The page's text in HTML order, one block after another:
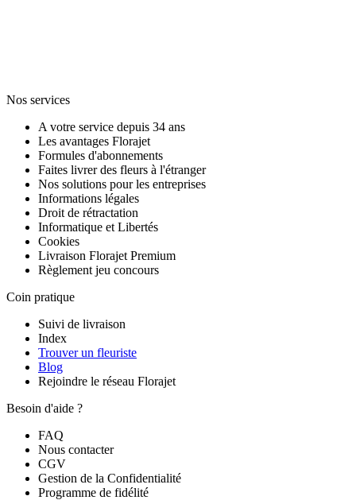
Nos services
A votre service depuis 34 ans
Les avantages Florajet
Formules d'abonnements
Faites livrer des fleurs à l'étranger
Nos solutions pour les entreprises
Informations légales
Droit de rétractation
Informatique et Libertés
Cookies
Livraison Florajet Premium
Règlement jeu concours
Coin pratique
Suivi de livraison
Index
Trouver un fleuriste
Blog
Rejoindre le réseau Florajet
Besoin d'aide ?
FAQ
Nous contacter
CGV
Gestion de la Confidentialité
Programme de fidélité